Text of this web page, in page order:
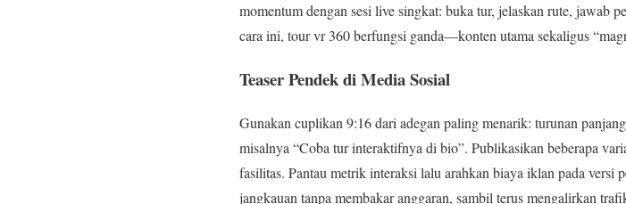
momentum dengan sesi live singkat: buka tur, jelaskan rute, jawab
cara ini, tour vr 360 berfungsi ganda—konten utama sekaligus
Teaser Pendek di Media Sosial
Gunakan cuplikan 9:16 dari adegan paling menarik: turunan
misalnya “Coba tur interaktifnya di bio”. Publikasikan beberapa
fasilitas. Pantau metrik interaksi lalu arahkan biaya iklan pada versi
jangkauan tanpa membakar anggaran, sambil terus mengalirkan